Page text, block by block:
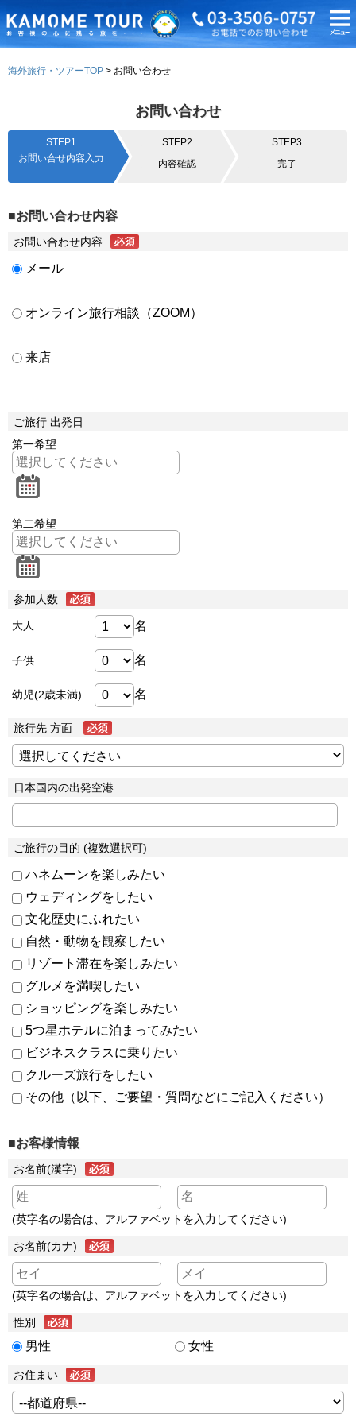
海外旅行・ツアーTOP お問い合わせ
お問い合わせ
STEP1
お問い合せ内容入力
STEP2
内容確認
STEP3
完了
■お問い合わせ内容
お問い合わせ内容
メール
オンライン旅行相談（ZOOM）
来店
ご旅行 出発日
第一希望
第二希望
参加人数
大人 名
子供 名
幼児(2歳未満) 名
旅行先 方面
日本国内の出発空港
ご旅行の目的 (複数選択可)
ハネムーンを楽しみたい
ウェディングをしたい
文化歴史にふれたい
自然・動物を観察したい
リゾート滞在を楽しみたい
グルメを満喫したい
ショッピングを楽しみたい
5つ星ホテルに泊まってみたい
ビジネスクラスに乗りたい
クルーズ旅行をしたい
その他（以下、ご要望・質問などにご記入ください）
■お客様情報
お名前(漢字)
(英字名の場合は、アルファベットを入力してください)
お名前(カナ)
(英字名の場合は、アルファベットを入力してください)
性別
男性 女性
お住まい